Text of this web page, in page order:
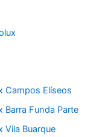
Campos Elíseos
Funda Parte
Vila Buarque